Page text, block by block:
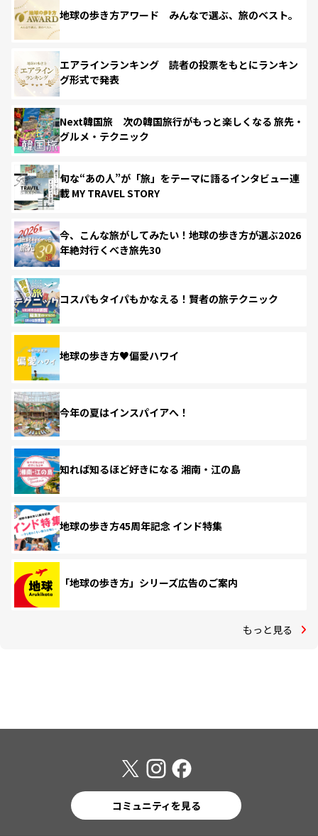
地球の歩き方アワード みんなで選ぶ、旅のベスト。
エアラインランキング 読者の投票をもとにランキン
グ形式で発表
Next韓国旅 次の韓国旅行がもっと楽しくなる 旅先・
グルメ・テクニック
旬な“あの人”が「旅」をテーマに語るインタビュー連
載 MY TRAVEL STORY
今、こんな旅がしてみたい！地球の歩き方が選ぶ2026
年絶対行くべき旅先30
コスパもタイパもかなえる！賢者の旅テクニック
地球の歩き方♥偏愛ハワイ
今年の夏はインスパイアへ！
知れば知るほど好きになる 湘南・江の島
地球の歩き方45周年記念 インド特集
「地球の歩き方」シリーズ広告のご案内
もっと見る
コミュニティを見る